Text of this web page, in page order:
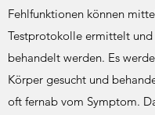
Fehlfunktionen können
Testprotokolle ermittelt
behandelt werden. Es
Körper gesucht und
oft fernab vom Symptom.